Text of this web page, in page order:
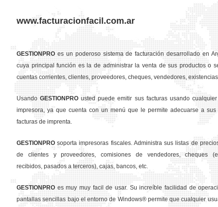
www.facturacionfacil.com.ar
GESTION PRO es un poderoso sistema de facturación desarrollado en
cuya principal función es la de administrar la venta de sus productos o
cuentas corrientes, clientes, proveedores, cheques, vendedores,
Usando GESTION PRO usted puede emitir sus facturas usando
impresora, ya que cuenta con un menú que le permite adecuarse a sus
facturas de imprenta.
GESTION PRO soporta impresoras fiscales. Administra sus listas de
de clientes y proveedores, comisiones de vendedores, cheques
recibidos, pasados a terceros), cajas, bancos, etc.
GESTION PRO es muy muy facil de usar. Su increíble facilidad de
pantallas sencillas bajo el entorno de Windows® permite que cualquier